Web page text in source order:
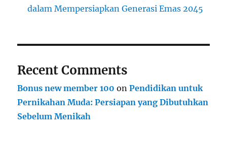
dalam Mempersiapkan Generasi Emas 2045
Recent Comments
Bonus new member 100 onPendidikan untuk
Pernikahan Muda: Persiapan yang Dibutuhkan
Sebelum Menikah